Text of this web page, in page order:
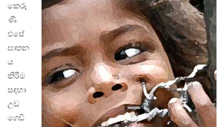
කෙරු
ණි.
එසේ
ඝාතන
ය
කිරීම
සඳහා
උඩ
ගෙඩි